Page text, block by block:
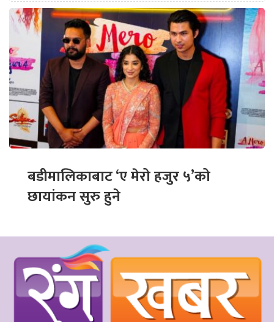
बडीमालिकाबाट ‘ए मेरो हजुर ५’को
छायांकन सुरु हुने